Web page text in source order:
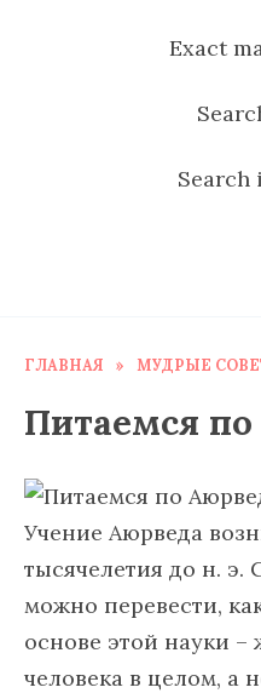
Exact
Search
ГЛАВНАЯ » МУДРЫЕ
Питаемся
Учение Аюрведа
тысячелетия до н. э.
можно перевести,
основе этой науки –
человека в целом, а